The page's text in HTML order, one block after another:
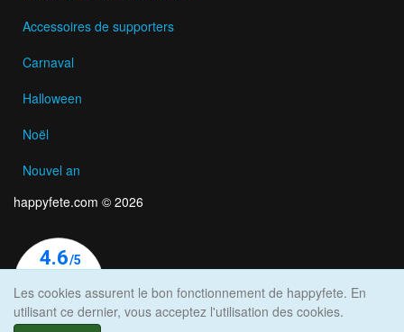
Accessoires de supporters
Carnaval
Halloween
Noël
Nouvel an
happyfete.com © 2026
Les cookies assurent le bon fonctionnement de happyfete. En
utilisant ce dernier, vous acceptez l'utilisation des cookies.